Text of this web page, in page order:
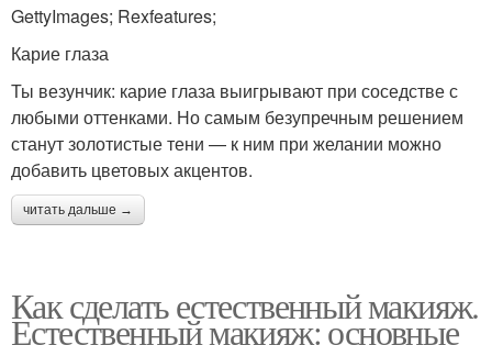
GettyImages; Rexfeatures;
Карие глаза
Ты везунчик: карие глаза выигрывают при соседстве с
любыми оттенками. Но самым безупречным решением
станут золотистые тени — к ним при желании можно
добавить цветовых акцентов.
читать дальше →
Как сделать естественный макияж.
Естественный макияж: основные